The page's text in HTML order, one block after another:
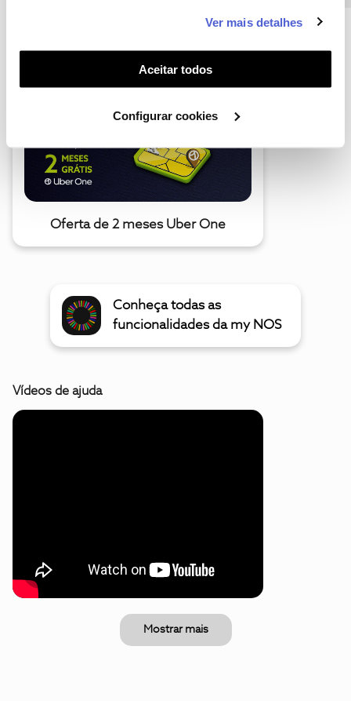
funcionalidades (cookies de personalização e
funcionalidade) e adaptar anúncios aos seus interesses
(cookies de publicidade personalizada). Pode gerir a
utilização dos cookies clicando em "Configurar
Ver mais detalhes
Aceitar todos
Configurar cookies
Oferta de 2 meses Uber One
Conheça todas as
funcionalidades da my NOS
Vídeos de ajuda
Mostrar mais